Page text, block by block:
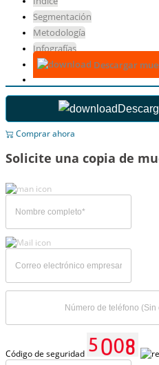
Segmentación
Metodología
Infografías
Descargar
Comprar ahora
Solicite una copia de
Código de seguridad